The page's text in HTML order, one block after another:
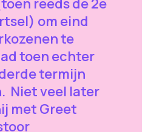
om eind
te
toen echter
termijn
Niet veel later
met Greet